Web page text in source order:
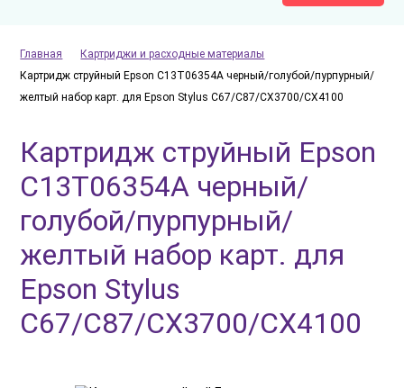
Главная
Картриджи и расходные материалы
Картридж струйный Epson C13T06354A черный/голубой/пурпурный/
желтый набор карт. для Epson Stylus C67/C87/CX3700/CX4100
Картридж струйный Epson
C13T06354A черный/
голубой/пурпурный/
желтый набор карт. для
Epson Stylus
C67/C87/CX3700/CX4100